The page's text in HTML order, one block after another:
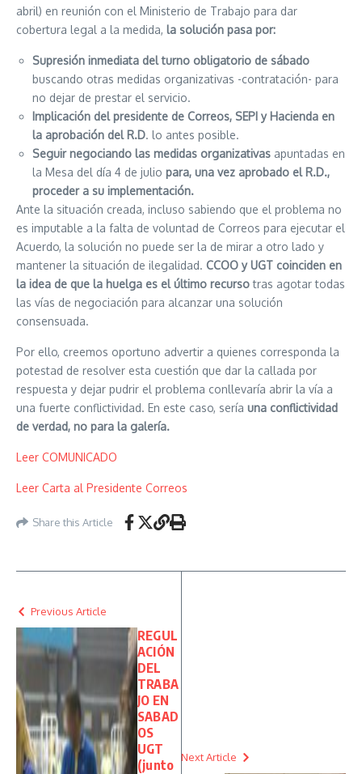
abril) en reunión con el Ministerio de Trabajo para dar
cobertura legal a la medida, la solución pasa por:
Supresión inmediata del turno obligatorio de sábado
buscando otras medidas organizativas -contratación- para
no dejar de prestar el servicio.
Implicación del presidente de Correos, SEPI y Hacienda en
la aprobación del R.D. lo antes posible.
Seguir negociando las medidas organizativas apuntadas en
la Mesa del día 4 de julio para, una vez aprobado el R.D.,
proceder a su implementación.
Ante la situación creada, incluso sabiendo que el problema no
es imputable a la falta de voluntad de Correos para ejecutar el
Acuerdo, la solución no puede ser la de mirar a otro lado y
mantener la situación de ilegalidad. CCOO y UGT coinciden en
la idea de que la huelga es el último recursotras agotar todas
las vías de negociación para alcanzar una solución
consensuada.
Por ello, creemos oportuno advertir a quienes corresponda la
potestad de resolver esta cuestión que dar la callada por
respuesta y dejar pudrir el problema conllevaría abrir la vía a
una fuerte conflictividad. En este caso, sería una conflictividad
de verdad, no para la galería.
Leer COMUNICADO
Leer Carta al Presidente Correos
Share this Article
Previous Article
REGUL
ACIÓN
DEL
TRABA
JO EN
SABAD
OS
UGT
(junto
Next Article